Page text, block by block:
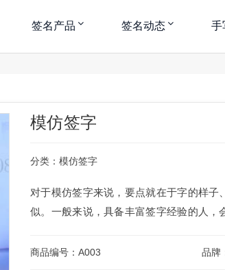
签名产品 签名动态 手
模仿签字
分类： 模仿签字
对于模仿签字来说，要点就在于字的样
似。一般来说，具备丰富签字经验的人，
商品编号：A003 品牌